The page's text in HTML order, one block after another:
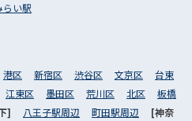
らい駅
港区 新宿区 渋谷区 文京区
台東
江東区 墨田区 荒川区 北区
板橋
] 八王子駅周辺 町田駅周辺 [神奈